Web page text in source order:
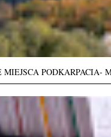
MIEJSCA PODKARPACIA-